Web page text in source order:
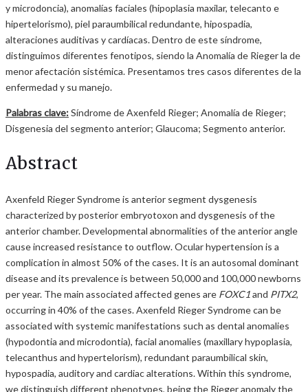
y microdoncia), anomalías faciales (hipoplasia maxilar, telecanto e
hipertelorismo), piel paraumbilical redundante, hipospadia,
alteraciones auditivas y cardíacas. Dentro de este síndrome,
distinguimos diferentes fenotipos, siendo la Anomalía de Rieger la de
menor afectación sistémica. Presentamos tres casos diferentes de la
enfermedad y su manejo.
Palabras clave:Síndrome de Axenfeld Rieger; Anomalía de Rieger;
Disgenesia del segmento anterior; Glaucoma; Segmento anterior.
Abstract
Axenfeld Rieger Syndrome is anterior segment dysgenesis
characterized by posterior embryotoxon and dysgenesis of the
anterior chamber. Developmental abnormalities of the anterior angle
cause increased resistance to outflow. Ocular hypertension is a
complication in almost 50% of the cases. It is an autosomal dominant
disease and its prevalence is between 50,000 and 100,000 newborns
per year. The main associated affected genes are FOXC1and PITX2,
occurring in 40% of the cases. Axenfeld Rieger Syndrome can be
associated with systemic manifestations such as dental anomalies
(hypodontia and microdontia), facial anomalies (maxillary hypoplasia,
telecanthus and hypertelorism), redundant paraumbilical skin,
hypospadia, auditory and cardiac alterations. Within this syndrome,
we distinguish different phenotypes, being the Rieger anomaly the